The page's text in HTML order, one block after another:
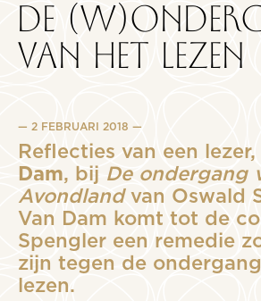
DE
VAN HET LEZEN
2 FEBRUARI 2018
Reflecties van een lezer,
Dam, bij De ondergang
Avondland van Oswald
Van Dam komt tot de
Spengler een remedie
zijn tegen de
lezen.